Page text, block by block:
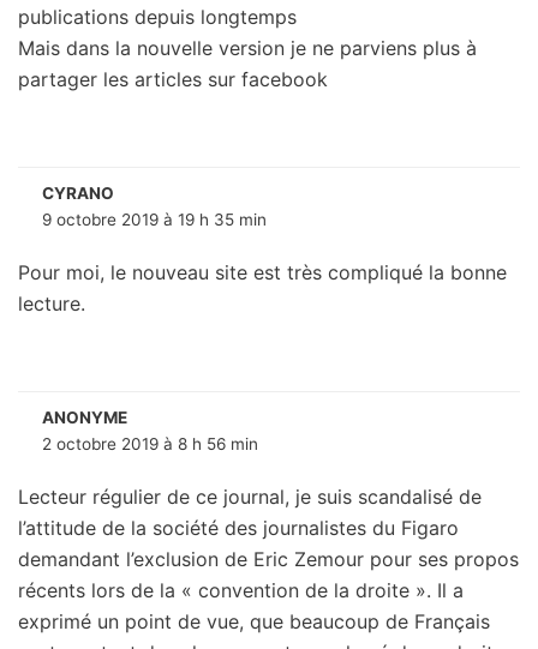
publications depuis longtemps
Mais dans la nouvelle version je ne parviens plus à
partager les articles sur facebook
CYRANO
9 octobre 2019 à 19 h 35 min
Pour moi, le nouveau site est très compliqué la bonne
lecture.
ANONYME
2 octobre 2019 à 8 h 56 min
Lecteur régulier de ce journal, je suis scandalisé de
l’attitude de la société des journalistes du Figaro
demandant l’exclusion de Eric Zemour pour ses propos
récents lors de la « convention de la droite ». Il a
exprimé un point de vue, que beaucoup de Français